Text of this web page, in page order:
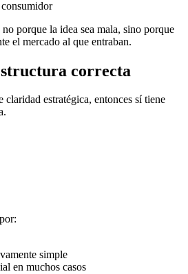
porque la idea sea mala, sino porque
el mercado al que entraban.
correcta
estratégica, entonces sí tiene
simple
en muchos casos